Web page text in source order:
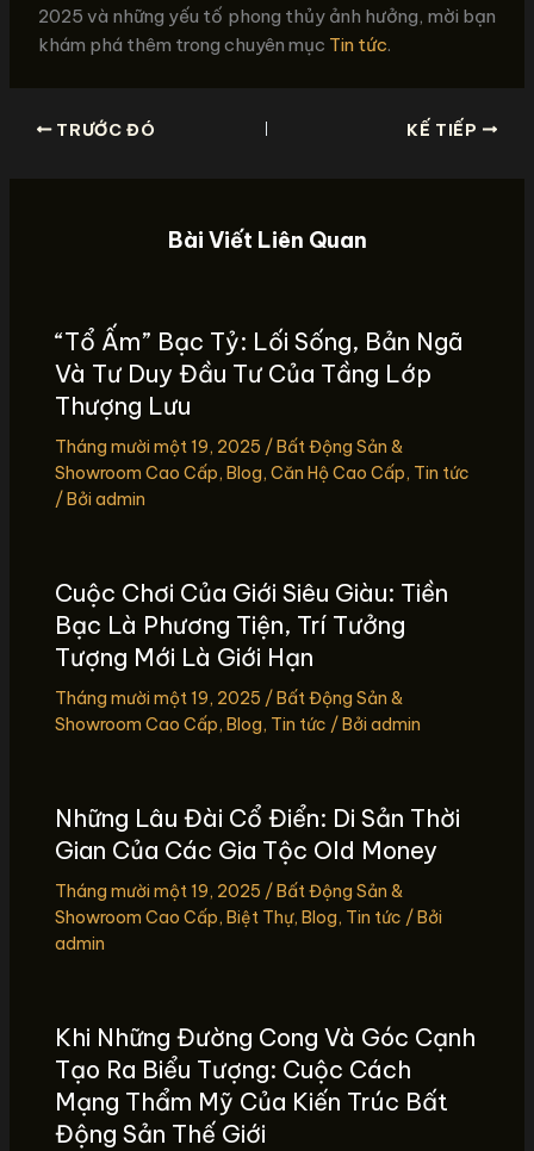
2025 và những yếu tố phong thủy ảnh hưởng, mời bạn
khám phá thêm trong chuyên mục Tin tức.
TRƯỚC ĐÓ KẾ TIẾP
Bài Viết Liên Quan
“Tổ Ấm” Bạc Tỷ: Lối Sống, Bản Ngã
Và Tư Duy Đầu Tư Của Tầng Lớp
Thượng Lưu
Tháng mười một 19, 2025 / Bất Động Sản &
Showroom Cao Cấp, Blog, Căn Hộ Cao Cấp, Tin tức
/ Bởi admin
Cuộc Chơi Của Giới Siêu Giàu: Tiền
Bạc Là Phương Tiện, Trí Tưởng
Tượng Mới Là Giới Hạn
Tháng mười một 19, 2025 / Bất Động Sản &
Showroom Cao Cấp, Blog, Tin tức / Bởi admin
Những Lâu Đài Cổ Điển: Di Sản Thời
Gian Của Các Gia Tộc Old Money
Tháng mười một 19, 2025 / Bất Động Sản &
Showroom Cao Cấp, Biệt Thự, Blog, Tin tức / Bởi
admin
Khi Những Đường Cong Và Góc Cạnh
Tạo Ra Biểu Tượng: Cuộc Cách
Mạng Thẩm Mỹ Của Kiến Trúc Bất
Động Sản Thế Giới